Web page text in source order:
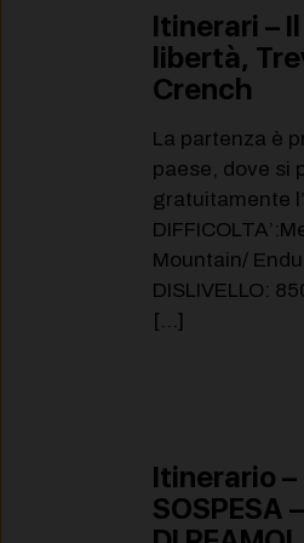
Itinerari –
libertà,
Crench
La partenza è
paese, dove si
gratuitamente
Mountain/
DISLIVELLO:
[…]
Itinerario –
SOSPESA